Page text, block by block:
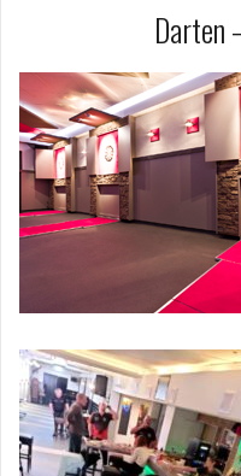
Darten